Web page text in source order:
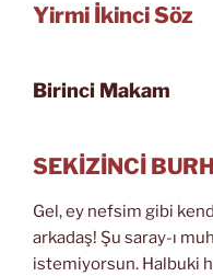
Yirmi İkinci Söz
Birinci Makam
SEKİZİNCİ
Gel, ey nefsim gibi
arkadaş! Şu saray-ı
istemiyorsun. Halbuki